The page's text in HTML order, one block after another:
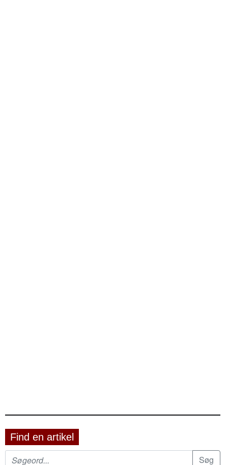
Find en artikel